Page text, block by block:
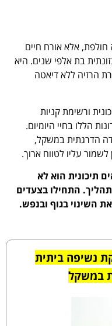
חולפת, אלא אורח חיים
בת אלפי שנים. היא
הרזיה ללא דיאטה
ורשימת קניות
הללו בחיי היומיום.
הדרגתית במשקל,
עליו לטווח ארוך.
תיכונית הוא לא
התחילו בצעדים
השינוי בגוף ובנפש.
נשיפה ביתית
במשקל